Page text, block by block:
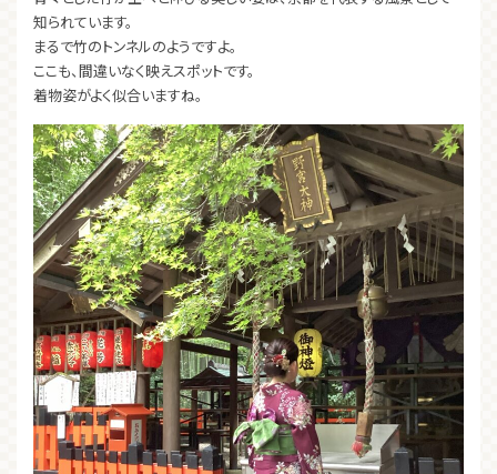
知られています。
まるで竹のトンネルのようですよ。
ここも、間違いなく映えスポットです。
着物姿がよく似合いますね。